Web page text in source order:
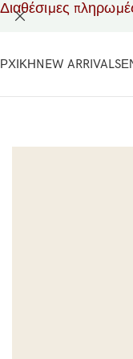
NEW ARRIVALS
Διαθέσιμες